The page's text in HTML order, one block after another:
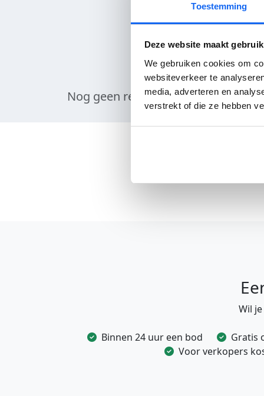
Toestemming
Deze website maakt
We gebruiken cookies om
websiteverkeer te
media, adverteren en
verstrekt of die ze hebben
Nog geen reviews
Wil
Binnen 24 uur een bod
Gratis
Voor verkopers